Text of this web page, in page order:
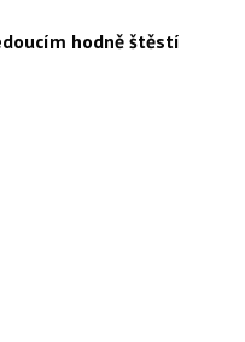
hodně štěstí